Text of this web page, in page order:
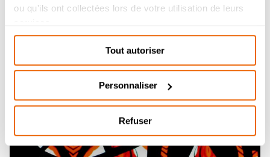
ou qu'ils ont collectées lors de votre utilisation de leurs
Tout autoriser
Personnaliser
Refuser
Bachelor Design d’Espace et Prépa
étudiés durant l’été.